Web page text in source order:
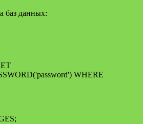
баз данных:
WHERE